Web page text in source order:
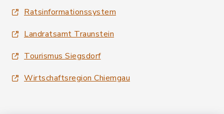
Ratsinformationssystem
Landratsamt Traunstein
Tourismus Siegsdorf
Wirtschaftsregion Chiemgau